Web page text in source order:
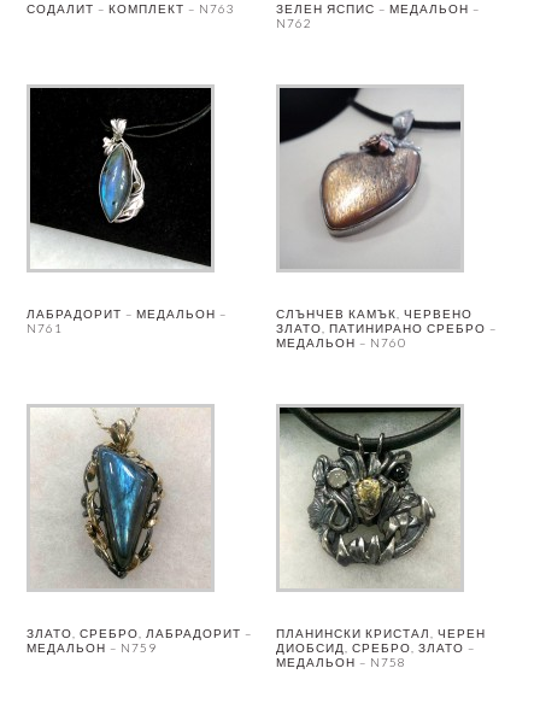
СОДАЛИТ – КОМПЛЕКТ – N763
ЗЕЛЕН ЯСПИС – МЕДАЛЬОН –
N762
ЛАБРАДОРИТ – МЕДАЛЬОН –
N761
СЛЪНЧЕВ КАМЪК, ЧЕРВЕНО
ЗЛАТО, ПАТИНИРАНО СРЕБРО –
МЕДАЛЬОН – N760
ЗЛАТО, СРЕБРО, ЛАБРАДОРИТ –
МЕДАЛЬОН – N759
ПЛАНИНСКИ КРИСТАЛ, ЧЕРЕН
ДИОБСИД, СРЕБРО, ЗЛАТО –
МЕДАЛЬОН – N758